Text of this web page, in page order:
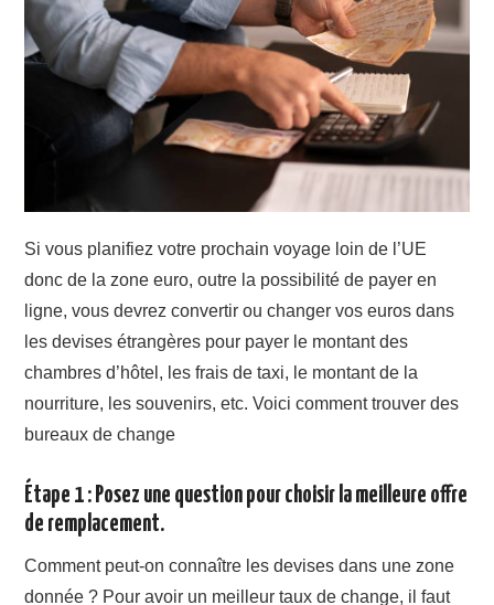
ACTU
Si vous planifiez votre prochain voyage loin de l’UE
donc de la zone euro, outre la possibilité de payer en
ligne, vous devrez convertir ou changer vos euros dans
les devises étrangères pour payer le montant des
chambres d’hôtel, les frais de taxi, le montant de la
nourriture, les souvenirs, etc. Voici comment trouver des
bureaux de change
Étape 1 : Posez une question pour choisir la meilleure offre
de remplacement.
Comment peut-on connaître les devises dans une zone
donnée ? Pour avoir un meilleur taux de change, il faut